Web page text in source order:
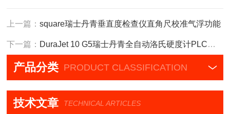
上一篇：square瑞士丹青垂直度检查仪直角尺校准气浮功能
下一篇： DuraJet 10 G5瑞士丹青全自动洛氏硬度计PLC控制器
产品分类 PRODUCT CLASSIFICATION
技术文章 TECHNICAL ARTICLES